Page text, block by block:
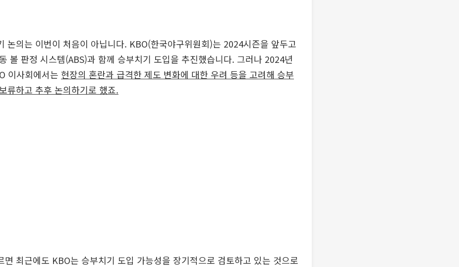
논의는 이번이 처음이 아닙니다. KBO(한국야구위원회)는 2024시즌을 앞두고
볼 판정 시스템(ABS)과 함께 승부치기 도입을 추진했습니다. 그러나 2024년
이사회에서는 현장의 혼란과 급격한 제도 변화에 대한 우려 등을 고려해 승부
류하고 추후 논의하기로 했죠.
면 최근에도 KBO는 승부치기 도입 가능성을 장기적으로 검토하고 있는 것으로